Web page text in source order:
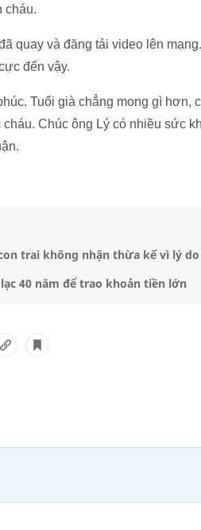
cháu.
quay và đăng tải video lên
đến vậy.
Tuổi già chẳng mong gì hơn,
Chúc ông Lý có nhiều sức
trai không nhận thừa kế vì lý do
40 năm để trao khoản tiền lớn